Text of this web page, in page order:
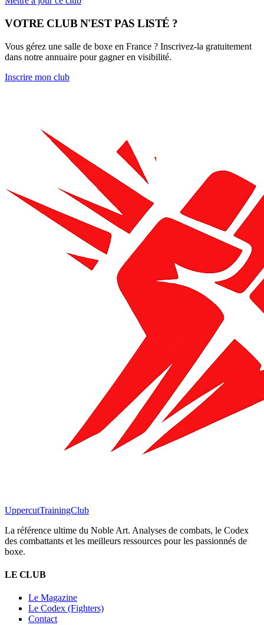
VOTRE CLUB N'EST PAS LISTÉ ?
Vous gérez une salle de boxe en France ? Inscrivez-la gratuitement
dans notre annuaire pour gagner en visibilité.
Inscrire mon club
UppercutTrainingClub
La référence ultime du Noble Art. Analyses de combats, le Codex
des combattants et les meilleurs ressources pour les passionnés de
boxe.
LE CLUB
Le Magazine
Le Codex (Fighters)
Contact